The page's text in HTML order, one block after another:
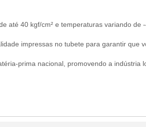
até 40 kgf/cm² e temperaturas variando
impressas no tubete para garantir que
prima nacional, promovendo a indústria